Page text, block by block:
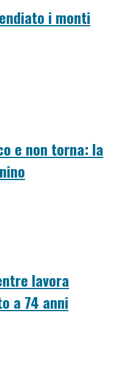
i monti
e non torna: la
lavora
a 74 anni